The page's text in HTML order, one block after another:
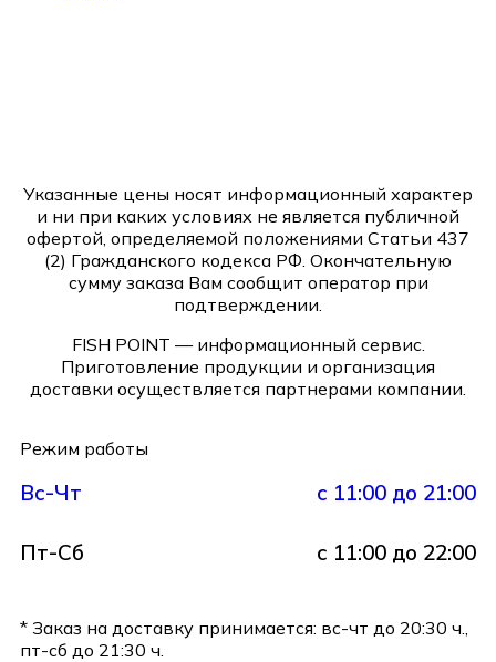
Указанные цены носят информационный характер
и ни при каких условиях не является публичной
офертой, определяемой положениями Статьи 437
(2) Гражданского кодекса РФ. Окончательную
сумму заказа Вам сообщит оператор при
подтверждении.
FISH POINT — информационный сервис.
Приготовление продукции и организация
доставки осуществляется партнерами компании.
Режим работы
Вс-Чт с 11:00 до 21:00
Пт-Сб с 11:00 до 22:00
* Заказ на доставку принимается: вс-чт до 20:30 ч.,
пт-сб до 21:30 ч.